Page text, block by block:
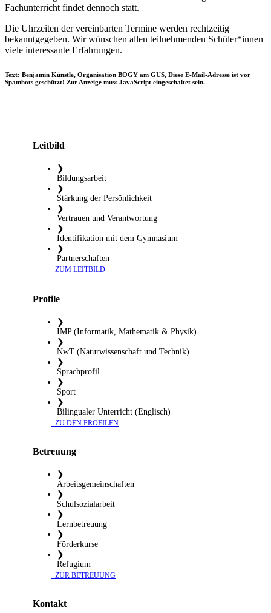
Fachunterricht findet dennoch statt.
Die Uhrzeiten der vereinbarten Termine werden rechtzeitig
bekanntgegeben. Wir wünschen allen teilnehmenden Schüler*innen
viele interessante Erfahrungen.
Text: Benjamin Künstle, Organisation BOGY am GUS, Diese E-Mail-Adresse ist vor
Spambots geschützt! Zur Anzeige muss JavaScript eingeschaltet sein.
Leitbild
❯
Bildungsarbeit
❯
Stärkung der Persönlichkeit
❯
Vertrauen und Verantwortung
❯
Identifikation mit dem Gymnasium
❯
Partnerschaften
​ ZUM LEITBILD
Profile
❯
IMP (Informatik, Mathematik & Physik)
❯
NwT (Naturwissenschaft und Technik)
❯
Sprachprofil
❯
Sport
❯
Bilingualer Unterricht (Englisch)
​ ZU DEN PROFILEN
Betreuung
❯
Arbeitsgemeinschaften
❯
Schulsozialarbeit
❯
Lernbetreuung
❯
Förderkurse
❯
Refugium
​ ZUR BETREUUNG
Kontakt